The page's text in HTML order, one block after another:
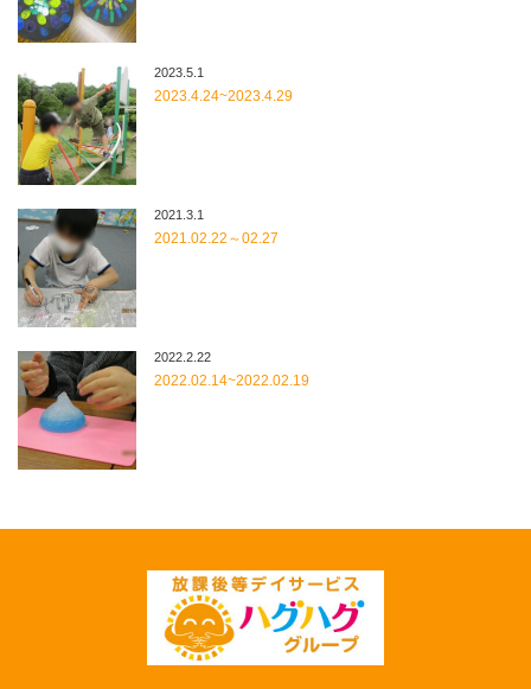
2023.5.1
2023.4.24~2023.4.29
2021.3.1
2021.02.22～02.27
2022.2.22
2022.02.14~2022.02.19